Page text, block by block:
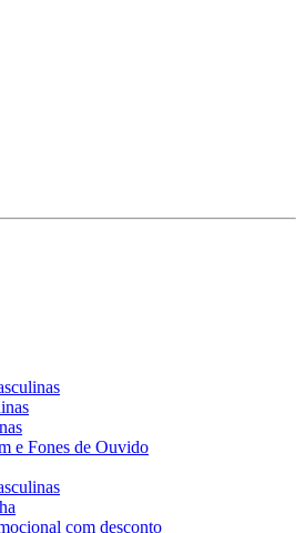
e Fones de Ouvido
com desconto